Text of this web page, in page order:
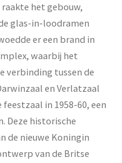
het gebouw,
glas-in-loodramen
er een brand in
waarbij het
verbinding tussen de
en Verlatzaal
in 1958-60, een
Deze historische
de nieuwe Koningin
van de Britse